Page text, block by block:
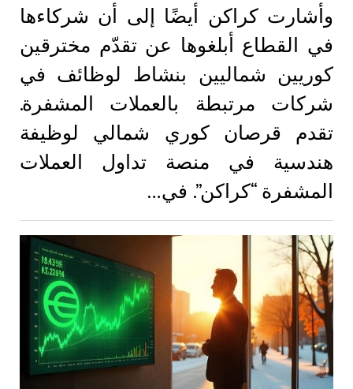
وأشارت كراكن أيضًا إلى أن شركاءها
في القطاع أبلغوها عن تقدّم مخترقين
كوريين شماليين بنشاط لوظائف في
شركات مرتبطة بالعملات المشفرة.
تقدم قرصان كوري شمالي لوظيفة
هندسية في منصة تداول العملات
المشفرة “كراكن”. في…